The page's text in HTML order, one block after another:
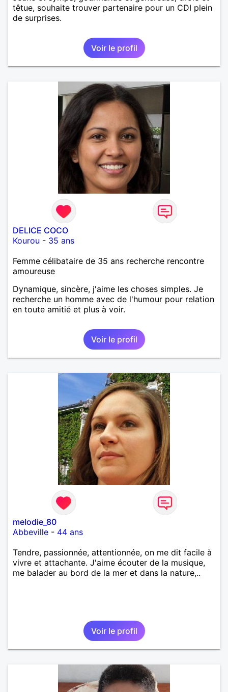
têtue, souhaite trouver partenaire pour un CDI plein
de surprises.
Voir le profil
DELICE COCO
Kourou - 35 ans
Femme célibataire de 35 ans recherche rencontre
amoureuse
Dynamique, sincère, j'aime les choses simples. Je
recherche un homme avec de l'humour pour relation
en toute amitié et plus à voir.
Voir le profil
melodie_80
Abbeville - 44 ans
Tendre, passionnée, attentionnée, on me dit facile à
vivre et attachante. J'aime écouter de la musique,
me balader au bord de la mer et dans la nature,..
Voir le profil